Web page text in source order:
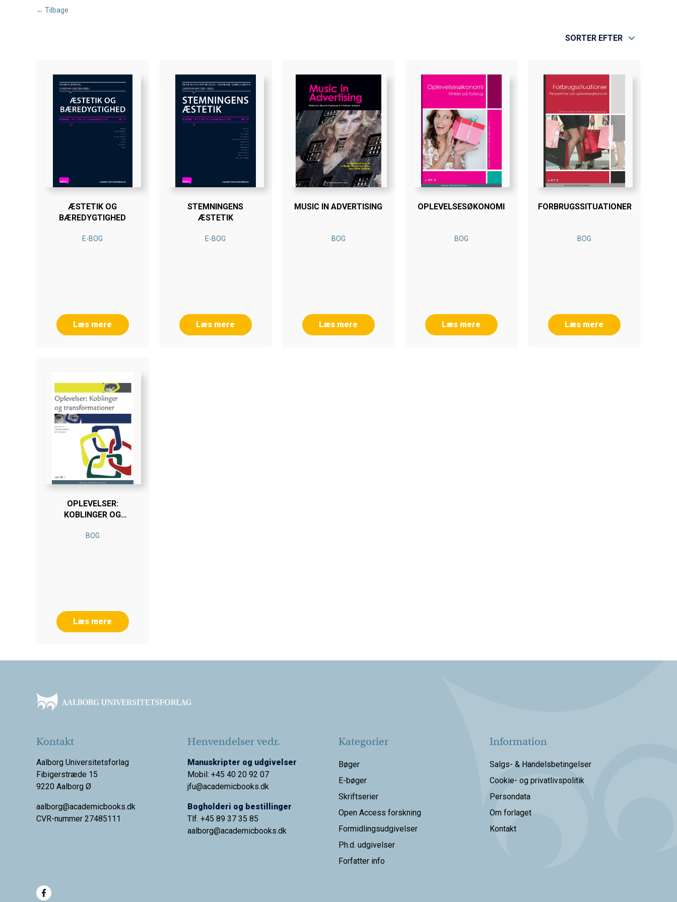
← Tilbage
SORTER EFTER
ÆSTETIK OG
BÆREDYGTIGHED
E-BOG
Læs mere
STEMNINGENS
ÆSTETIK
E-BOG
Læs mere
MUSIC IN ADVERTISING
BOG
Læs mere
OPLEVELSESØKONOMI
BOG
Læs mere
FORBRUGSSITUATIONER
BOG
Læs mere
OPLEVELSER:
KOBLINGER OG
BOG
Læs mere
Kontakt
Aalborg Universitetsforlag
Fibigerstræde 15
9220 Aalborg Ø
aalborg@academicbooks.dk
CVR-nummer 27485111
Henvendelser vedr.
Manuskripter og udgivelser
Mobil: +45 40 20 92 07
jfu@academicbooks.dk
Bogholderi og bestillinger
Tlf. +45 89 37 35 85
aalborg@academicbooks.dk
Kategorier
Bøger
E-bøger
Skriftserier
Open Access forskning
Formidlingsudgivelser
Ph.d. udgivelser
Forfatter info
Information
Salgs- & Handelsbetingelser
Cookie- og privatlivspolitik
Persondata
Om forlaget
Kontakt